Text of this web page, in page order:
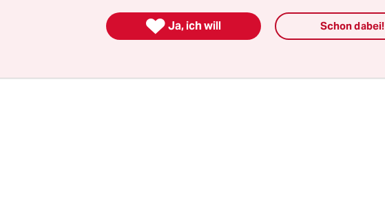
als diese: Eine Frau mit langen, blonden und verfilzten
mit frischen Wunden im Gesicht, vor Schreck
 Ja, ich will Schon dabei!